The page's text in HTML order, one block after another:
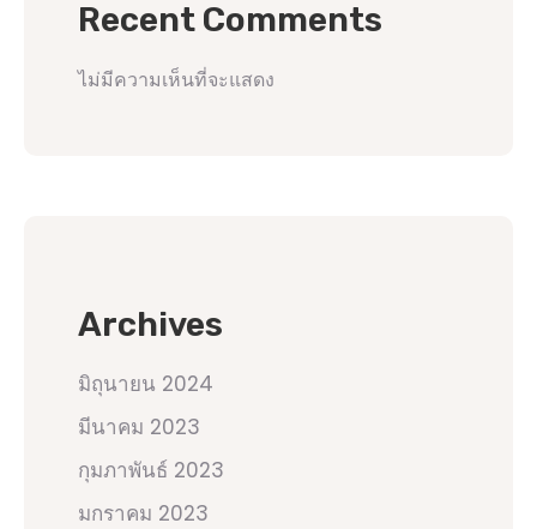
Recent Comments
ไม่มีความเห็นที่จะแสดง
Archives
มิถุนายน 2024
มีนาคม 2023
กุมภาพันธ์ 2023
มกราคม 2023